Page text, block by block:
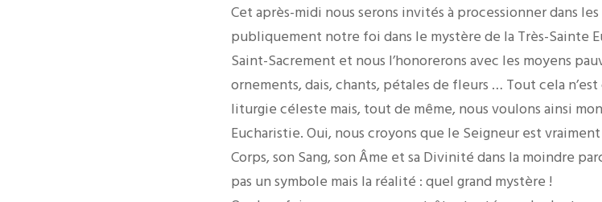
Cet après-midi nous serons invités à processionner dans
publiquement notre foi dans le mystère de la Très-Sainte
Saint-Sacrement et nous l’honorerons avec les moyens
ornements, dais, chants, pétales de fleurs … Tout cela
liturgie céleste mais, tout de même, nous voulons ainsi
Eucharistie. Oui, nous croyons que le Seigneur est
Corps, son Sang, son Âme et sa Divinité dans la moindre
pas un symbole mais la réalité : quel grand mystère !